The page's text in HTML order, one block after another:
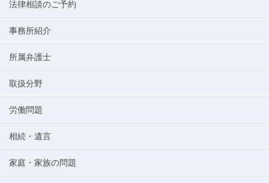
法律相談のご予約
事務所紹介
所属弁護士
取扱分野
労働問題
相続・遺言
家庭・家族の問題